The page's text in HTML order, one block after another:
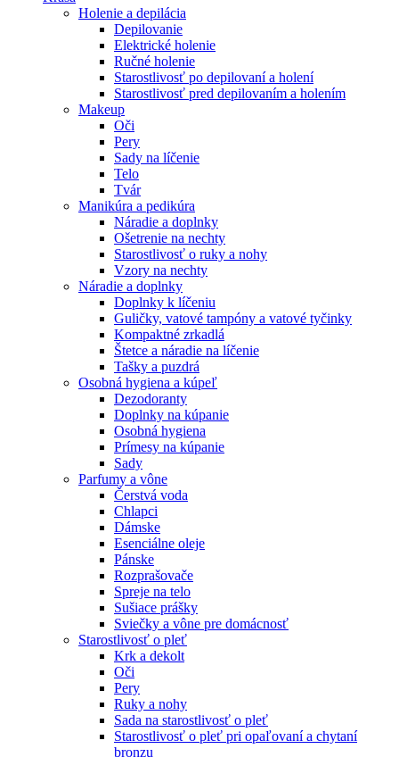
Holenie a depilácia
Depilovanie
Elektrické holenie
Ručné holenie
Starostlivosť po depilovaní a holení
Starostlivosť pred depilovaním a holením
Makeup
Oči
Pery
Sady na líčenie
Telo
Tvár
Manikúra a pedikúra
Náradie a doplnky
Ošetrenie na nechty
Starostlivosť o ruky a nohy
Vzory na nechty
Náradie a doplnky
Doplnky k líčeniu
Guličky, vatové tampóny a vatové tyčinky
Kompaktné zrkadlá
Štetce a náradie na líčenie
Tašky a puzdrá
Osobná hygiena a kúpeľ
Dezodoranty
Doplnky na kúpanie
Osobná hygiena
Prímesy na kúpanie
Sady
Parfumy a vône
Čerstvá voda
Chlapci
Dámske
Esenciálne oleje
Pánske
Rozprašovače
Spreje na telo
Sušiace prášky
Sviečky a vône pre domácnosť
Starostlivosť o pleť
Krk a dekolt
Oči
Pery
Ruky a nohy
Sada na starostlivosť o pleť
Starostlivosť o pleť pri opaľovaní a chytaní
bronzu